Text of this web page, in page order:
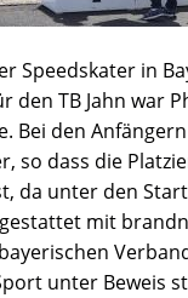
Speedskater in
den TB Jahn war
Bei den
so dass die
da unter den
mit
unter Beweis